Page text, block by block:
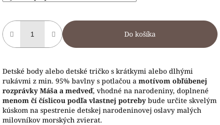
Do košíka
Detské body alebo detské tričko s krátkymi alebo dlhými
rukávmi z min. 95% bavlny s potlačou a motívom obľúbenej
rozprávky Máša a medveď, vhodné na narodeniny, doplnené
menom čí číslicou podľa vlastnej potreby bude určite skvelým
kúskom na spestrenie detskej narodeninovej oslavy malých
milovníkov morských zvierat.